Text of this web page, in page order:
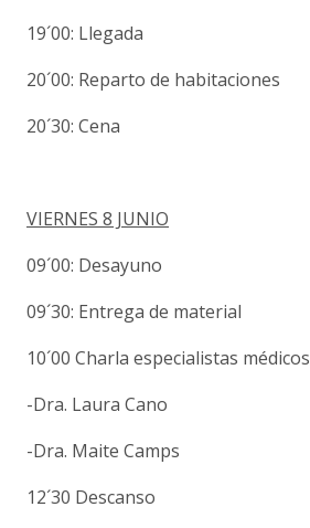
19´00: Llegada
20´00: Reparto de habitaciones
20´30: Cena
VIERNES 8 JUNIO
09´00: Desayuno
09´30: Entrega de material
10´00 Charla especialistas médicos
-Dra. Laura Cano
-Dra. Maite Camps
12´30 Descanso